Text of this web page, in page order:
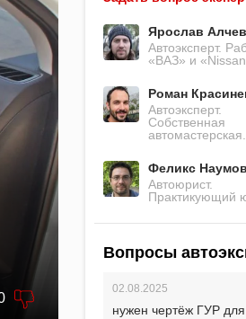
Ярослав
Автоэксперт.
«ВАЗ» и
Роман
Автоэксперт.
Собственная
автомастерская.
Феликс Наумов
Автоюрист.
Практикующий
Вопросы
02.08.2025
нужен чертёж ГУР